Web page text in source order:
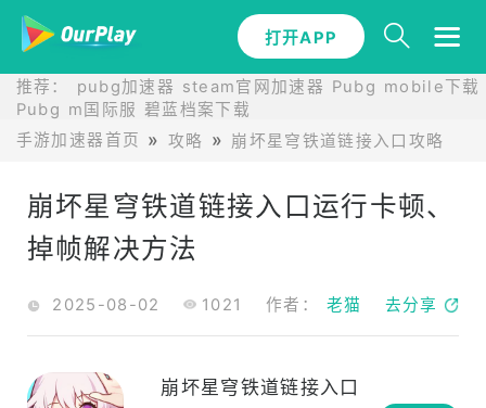
打开APP
推荐： pubg加速器 steam官网加速器 Pubg mobile下载
Pubg m国际服 碧蓝档案下载
手游加速器首页
攻略 崩坏星穹铁道链接入口攻略
崩坏星穹铁道链接入口运行卡顿、
掉帧解决方法
2025-08-02 1021 作者： 老猫 去分享
崩坏星穹铁道链接入口